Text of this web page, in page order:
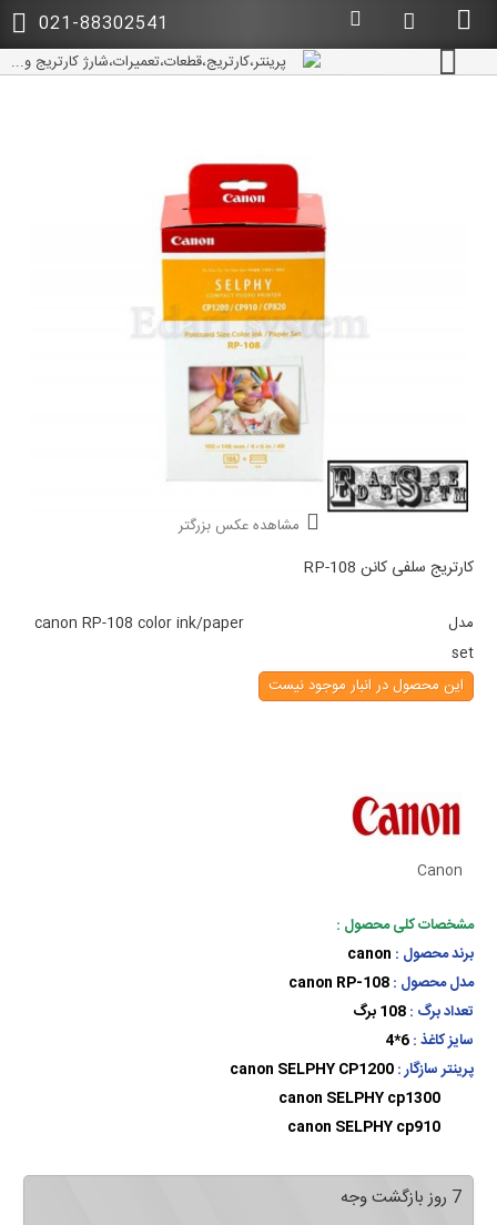
021-88302541
مشاهده عکس بزرگتر
کارتریج سلفی کانن RP-108
مدل
canon RP-108 color ink/paper
set
این محصول در انبار موجود نیست
Canon
مشخصات کلی محصول :
برند محصول : canon
مدل محصول :canon RP-108
تعداد برگ :108 برگ
سایز کاغذ :6*4
پرینتر سازگار :canon SELPHY CP1200
7 روز بازگشت وجه